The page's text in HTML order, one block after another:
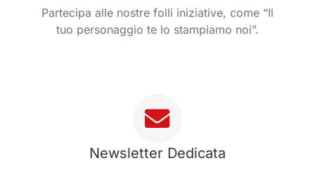
Partecipa alle nostre folli iniziative, come “Il
tuo personaggio te lo stampiamo noi”.
Newsletter Dedicata